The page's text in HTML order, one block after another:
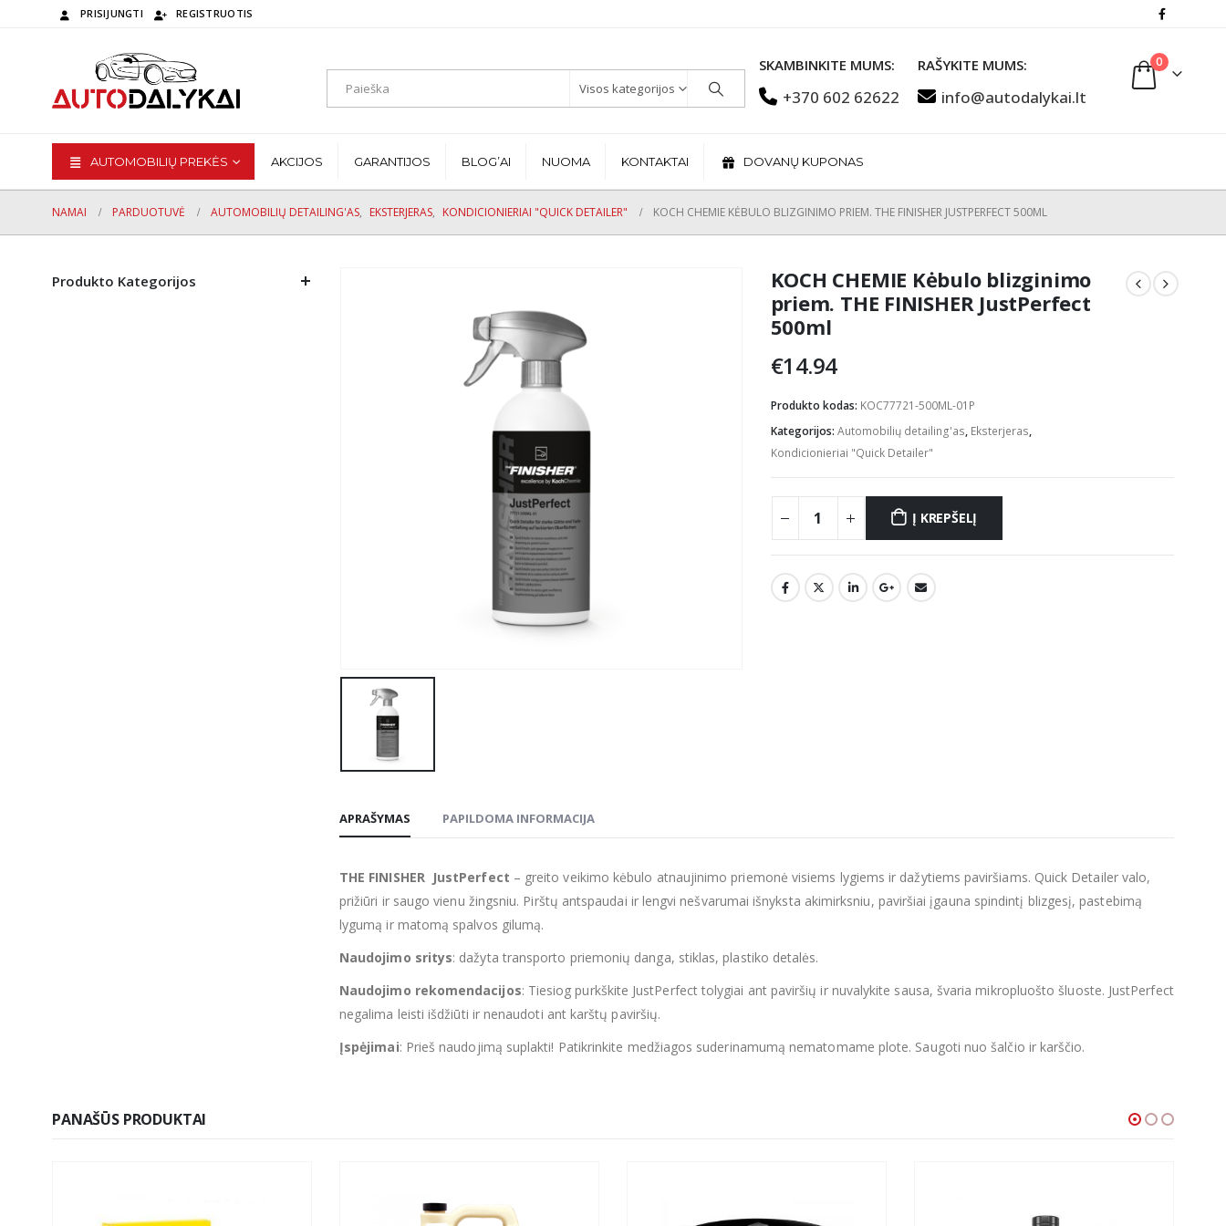
PRISIJUNGTI REGISTRUOTIS
Visos kategorijos
SKAMBINKITE MUMS:
+370 602 62622
RAŠYKITE MUMS:
info@autodalykai.lt
0
AUTOMOBILIŲ PREKĖS AKCIJOS GARANTIJOS BLOG’AI NUOMA KONTAKTAI DOVANŲ KUPONAS
NAMAI PARDUOTUVĖ AUTOMOBILIŲ DETAILING'AS, EKSTERJERAS, KONDICIONIERIAI "QUICK DETAILER" KOCH CHEMIE KĖBULO BLIZGINIMO PRIEM. THE FINISHER JUSTPERFECT 500ML
KOCH CHEMIE Kėbulo blizginimo
priem. THE FINISHER JustPerfect
500ml
€14.94
Produkto kodas: KOC77721-500ML-01P
Kategorijos: Automobilių detailing'as, Eksterjeras,
Kondicionieriai "Quick Detailer"
Į KREPŠELĮ
APRAŠYMAS PAPILDOMA INFORMACIJA
THE FINISHER JustPerfect – greito veikimo kėbulo atnaujinimo priemonė visiems lygiems ir dažytiems paviršiams. Quick Detailer valo,
prižiūri ir saugo vienu žingsniu. Pirštų antspaudai ir lengvi nešvarumai išnyksta akimirksniu, paviršiai įgauna spindintį blizgesį, pastebimą
lygumą ir matomą spalvos gilumą.
Naudojimo sritys: dažyta transporto priemonių danga, stiklas, plastiko detalės.
Naudojimo rekomendacijos: Tiesiog purkškite JustPerfect tolygiai ant paviršių ir nuvalykite sausa, švaria mikropluošto šluoste. JustPerfect
negalima leisti išdžiūti ir nenaudoti ant karštų paviršių.
Įspėjimai: Prieš naudojimą suplakti! Patikrinkite medžiagos suderinamumą nematomame plote. Saugoti nuo šalčio ir karščio.
Produkto Kategorijos
PANAŠŪS PRODUKTAI